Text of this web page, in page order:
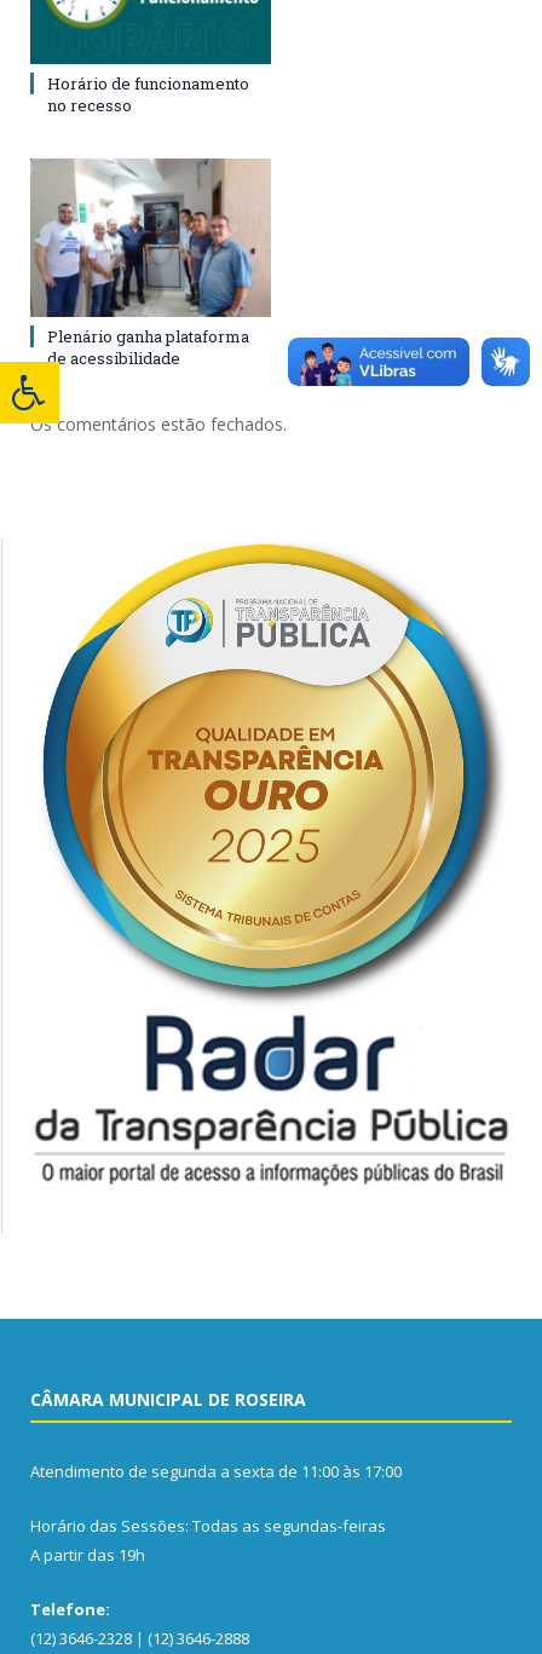
Horário de funcionamento
no recesso
Plenário ganha plataforma
de acessibilidade
Os comentários estão fechados.
CÂMARA MUNICIPAL DE ROSEIRA
Atendimento de segunda a sexta de 11:00 às 17:00
Horário das Sessões: Todas as segundas-feiras
A partir das 19h
Telefone:
(12) 3646-2328 | (12) 3646-2888